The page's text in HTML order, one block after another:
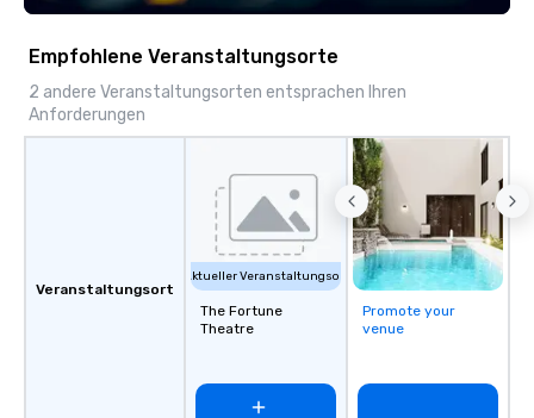
Empfohlene Veranstaltungsorte
2 andere Veranstaltungsorten entsprachen Ihren
Anforderungen
Veranstaltungsort
Aktueller Veranstaltungsort
The Fortune
Theatre
Promote your
venue